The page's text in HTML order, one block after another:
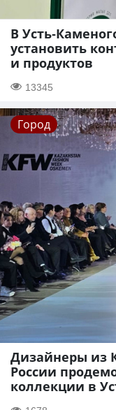
В Усть-
установить
и продуктов
13345
Город
Дизайнеры из
России
коллекции в